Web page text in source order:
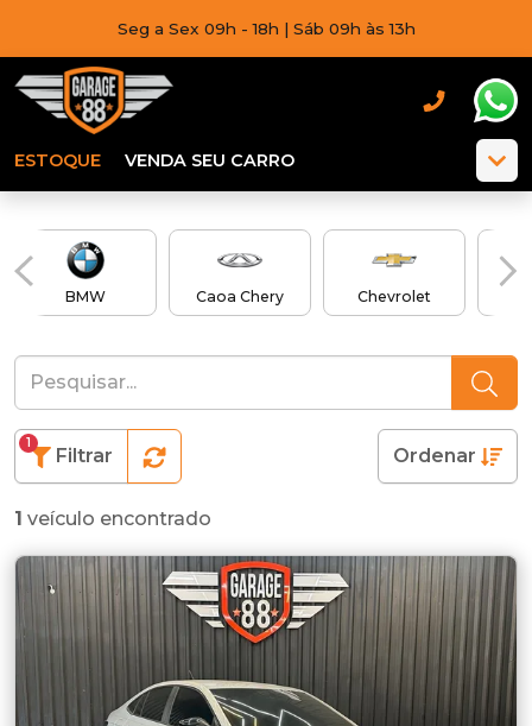
Seg a Sex 09h - 18h | Sáb 09h às 13h
ESTOQUE VENDA SEU CARRO
BMW Caoa Chery Chevrolet
Filtrar
1
Ordenar
1 veículo encontrado